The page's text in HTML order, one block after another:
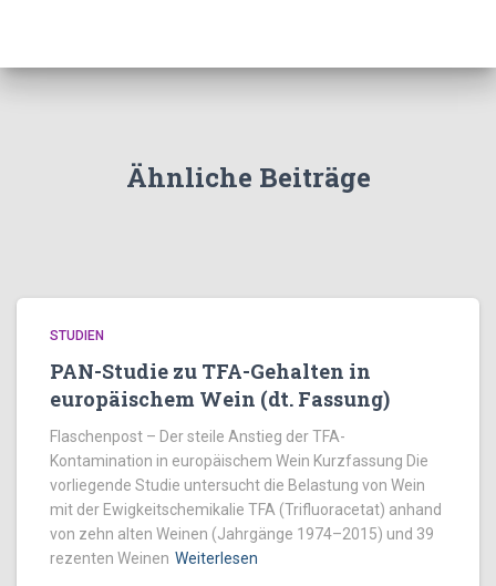
Ähnliche Beiträge
STUDIEN
PAN-Studie zu TFA-Gehalten in
europäischem Wein (dt. Fassung)
Flaschenpost – Der steile Anstieg der TFA-
Kontamination in europäischem Wein Kurzfassung Die
vorliegende Studie untersucht die Belastung von Wein
mit der Ewigkeitschemikalie TFA (Trifluoracetat) anhand
von zehn alten Weinen (Jahrgänge 1974–2015) und 39
rezenten Weinen Weiterlesen